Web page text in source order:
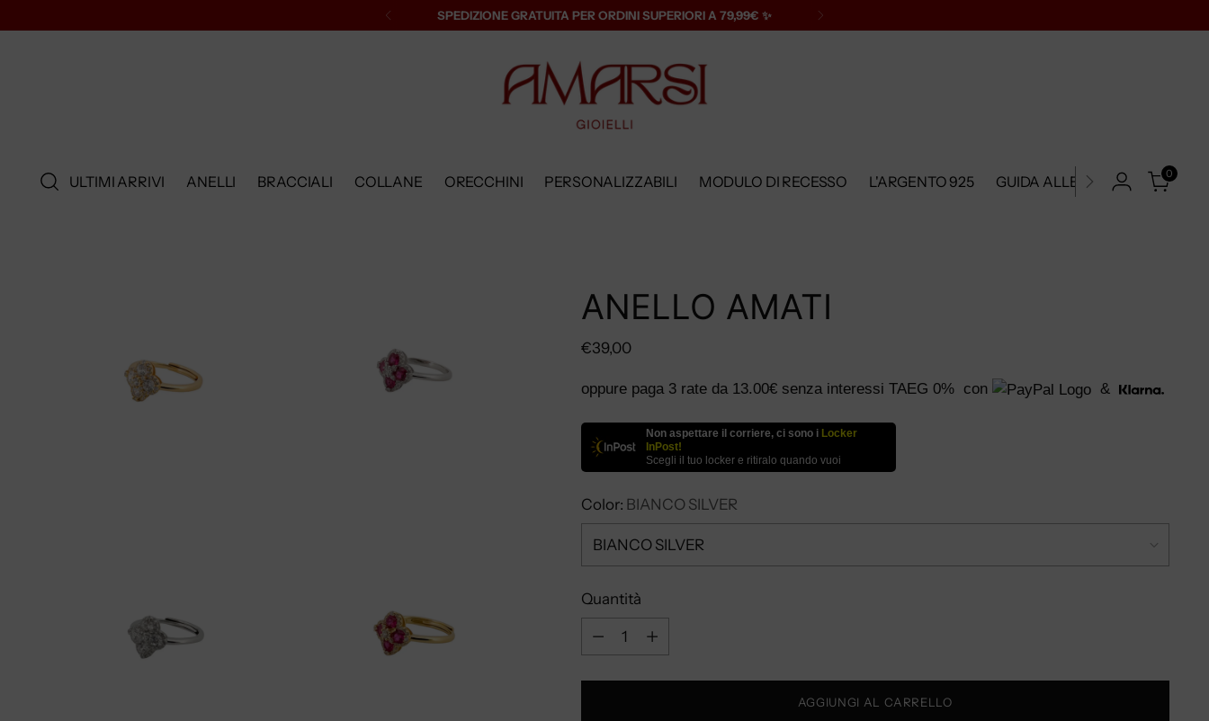
SPEDIZIONE GRATUITA PER ORDINI SUPERIORI A 79,99€ ✨
ULTIMI ARRIVI ANELLI BRACCIALI COLLANE ORECCHINI PERSONALIZZABILI MODULO DI RECESSO L'ARGENTO 925 GUIDA ALLE TAGLIE 0
ANELLO AMATI
Prezzo
listino
€39,00
oppure paga 3 rate da 13.00€senza interessi TAEG 0% con &
Non aspettare il corriere, ci sono i Locker
InPost!
Scegli il tuo locker e ritiralo quando vuoi
Color: BIANCO SILVER
Quantità
Quantità
AGGIUNGI AL CARRELLO